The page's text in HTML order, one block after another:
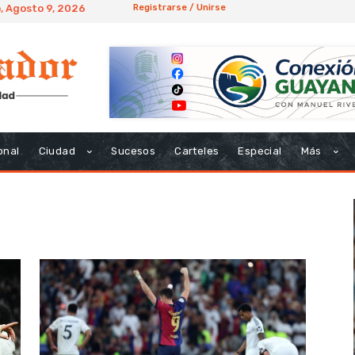
Agosto 9, 2026 Registrarse / Unirse
Ciudad Sucesos Carteles Especial Más